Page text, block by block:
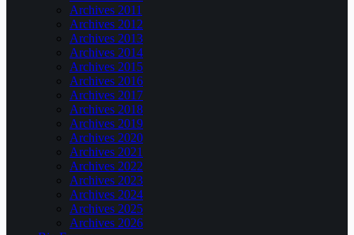
Archives 2011
Archives 2012
Archives 2013
Archives 2014
Archives 2015
Archives 2016
Archives 2017
Archives 2018
Archives 2019
Archives 2020
Archives 2021
Archives 2022
Archives 2023
Archives 2024
Archives 2025
Archives 2026